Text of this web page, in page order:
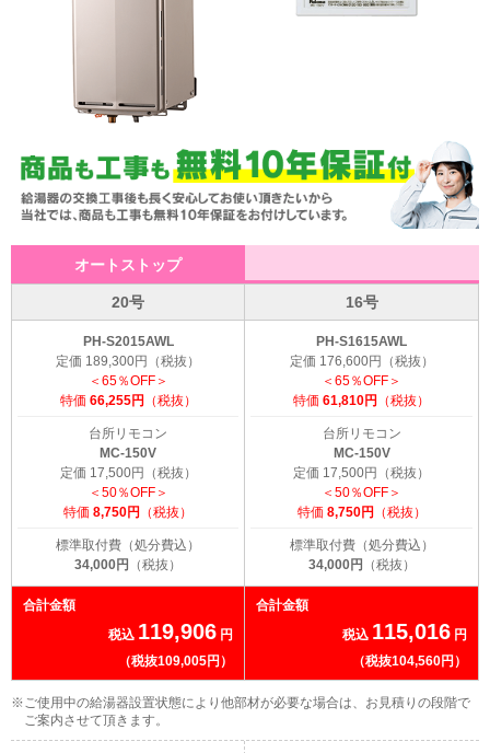
オートストップ
20号 16号
PH-S2015AWL
定価 189,300円（税抜）
＜65％OFF＞
特価 66,255円 （税抜）
台所リモコン
MC-150V
定価 17,500円（税抜）
＜50％OFF＞
特価 8,750円 （税抜）
標準取付費（処分費込）
34,000円 （税抜）
PH-S1615AWL
定価 176,600円（税抜）
＜65％OFF＞
特価 61,810円 （税抜）
台所リモコン
MC-150V
定価 17,500円（税抜）
＜50％OFF＞
特価 8,750円 （税抜）
標準取付費（処分費込）
34,000円 （税抜）
合計金額
税込 119,906 円
（税抜109,005円）
合計金額
税込 115,016 円
（税抜104,560円）
※ご使用中の給湯器設置状態により他部材が必要な場合は、お見積りの段階で
ご案内させて頂きます。